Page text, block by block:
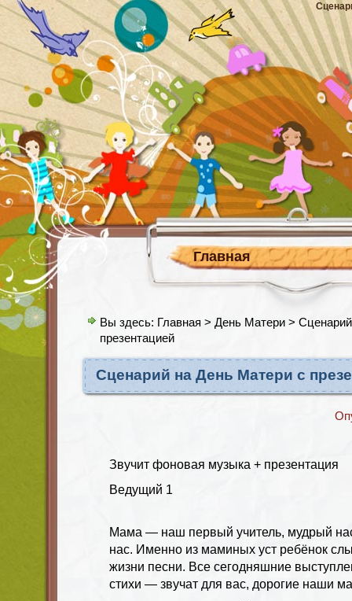
Главная
Вы здесь: Главная > День Матери >
презентацией
Сценарий на День Матери с
Звучит фоновая музыка + презентация
Ведущий 1
Мама — наш первый учитель, мудрый
нас. Именно из маминых уст ребёнок
жизни песни. Все сегодняшние
стихи — звучат для вас, дорогие наши